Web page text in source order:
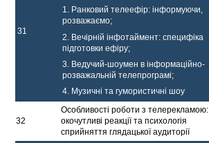
31
1. Ранковий телеефір: інформуючи,
розважаємо;
2. Вечірній інфотаймент: специфіка
підготовки ефіру;
3. Ведучий-шоумен в інформаційно-
розважальній телепрограмі;
4. Музичні та гумористичні шоу
32
Особливості роботи з телерекламою:
окочутливі реакції та психологія
сприйняття глядацької аудиторії